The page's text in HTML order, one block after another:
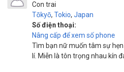
Con trai
Tōkyō, Tokio, Japan
Số điện thoại:
Nâng cấp để xem số phone
Tìm bạn nữ muốn tâm sự
lí. Miễn là tôn trọng nhau kín